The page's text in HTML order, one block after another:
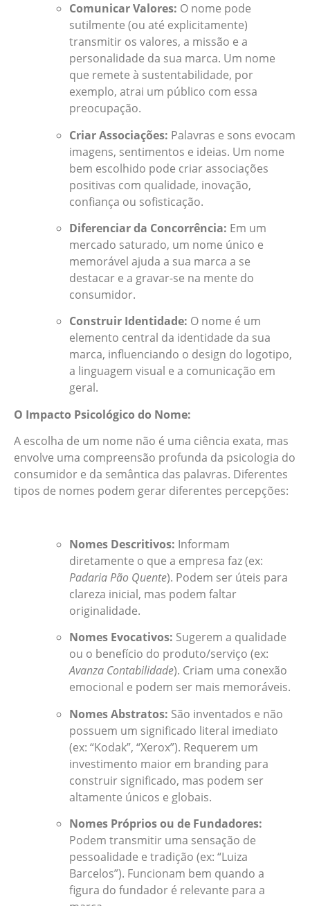
Comunicar Valores: O nome pode
sutilmente (ou até explicitamente)
transmitir os valores, a missão e a
personalidade da sua marca. Um nome
que remete à sustentabilidade, por
exemplo, atrai um público com essa
preocupação.
Criar Associações: Palavras e sons evocam
imagens, sentimentos e ideias. Um nome
bem escolhido pode criar associações
positivas com qualidade, inovação,
confiança ou sofisticação.
Diferenciar da Concorrência: Em um
mercado saturado, um nome único e
memorável ajuda a sua marca a se
destacar e a gravar-se na mente do
consumidor.
Construir Identidade: O nome é um
elemento central da identidade da sua
marca, influenciando o design do logotipo,
a linguagem visual e a comunicação em
geral.
O Impacto Psicológico do Nome:
A escolha de um nome não é uma ciência exata, mas
envolve uma compreensão profunda da psicologia do
consumidor e da semântica das palavras. Diferentes
tipos de nomes podem gerar diferentes percepções:
Nomes Descritivos: Informam
diretamente o que a empresa faz (ex:
Padaria Pão Quente). Podem ser úteis para
clareza inicial, mas podem faltar
originalidade.
Nomes Evocativos: Sugerem a qualidade
ou o benefício do produto/serviço (ex:
Avanza Contabilidade). Criam uma conexão
emocional e podem ser mais memoráveis.
Nomes Abstratos: São inventados e não
possuem um significado literal imediato
(ex: “Kodak”, “Xerox”). Requerem um
investimento maior em branding para
construir significado, mas podem ser
altamente únicos e globais.
Nomes Próprios ou de Fundadores:
Podem transmitir uma sensação de
pessoalidade e tradição (ex: “Luiza
Barcelos”). Funcionam bem quando a
figura do fundador é relevante para a